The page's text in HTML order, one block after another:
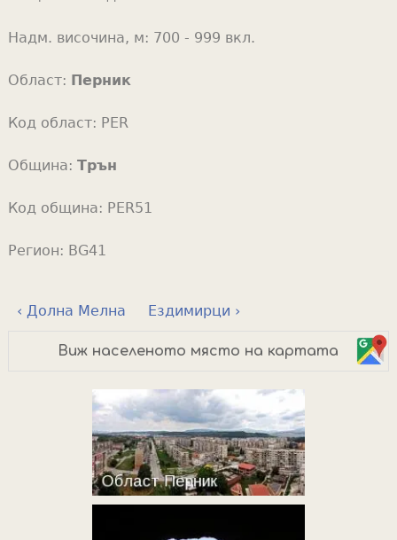
Надм. височина, м: 700 - 999 вкл.
Област: Перник
Код област: PER
Община: Трън
Код община: PER51
Регион: BG41
‹ Долна Мелна Ездимирци ›
Виж населеното място на картата